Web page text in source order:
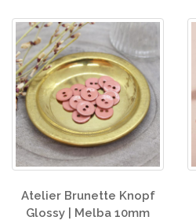
Atelier Brunette Knopf
Glossy | Melba 10mm